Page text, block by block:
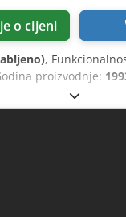
o cijeni
,
proizvodnje:
, stražnji
3.050 mm,
rezanja
podaci /
rezanja 3050